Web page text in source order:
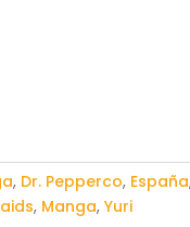
, Dr. Pepperco, España
, Manga, Yuri